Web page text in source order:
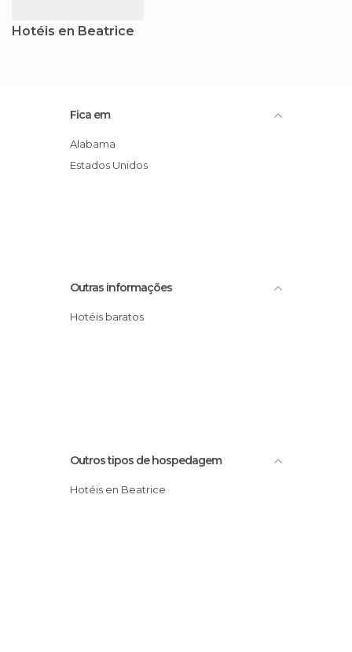
Hotéis en Beatrice
Fica em
Alabama
Estados Unidos
Outras informações
Hotéis baratos
Outros tipos de hospedagem
Hotéis en Beatrice